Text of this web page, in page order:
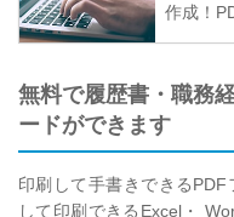
作成！
無料で履歴書・職務
ードができます
印刷して手書きできる
して印刷できるExcel・